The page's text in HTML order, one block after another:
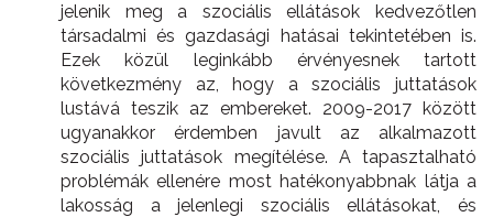
jelenik meg a szociális ellátások kedvezőtlen
társadalmi és gazdasági hatásai tekintetében is.
Ezek közül leginkább érvényesnek tartott
következmény az, hogy a szociális juttatások
lustává teszik az embereket. 2009-2017 között
ugyanakkor érdemben javult az alkalmazott
szociális juttatások megítélése. A tapasztalható
problémák ellenére most hatékonyabbnak látja a
lakosság a jelenlegi szociális ellátásokat, és